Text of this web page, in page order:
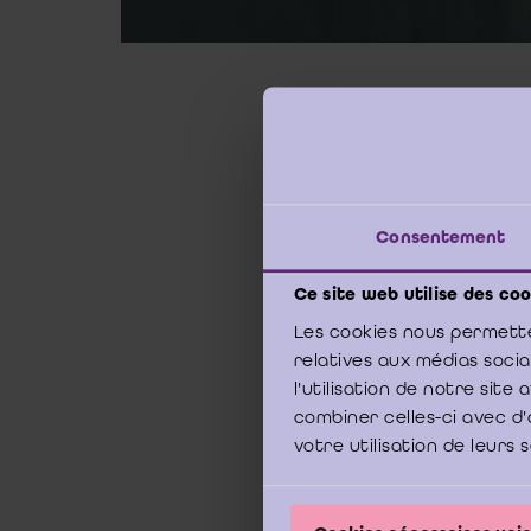
Consentement
Ce site web utilise des
Les cookies nous
relatives aux médias
l'utilisation de notre site
combiner celles-ci avec
votre utilisation de leurs
En
La
par